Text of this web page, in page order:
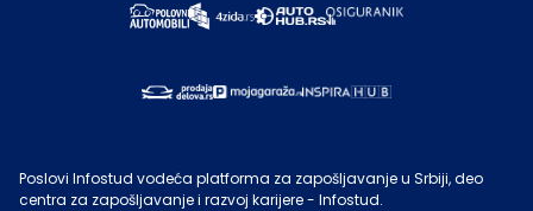
Poslovi Infostud vodeća platforma za zapošljavanje u Srbiji, deo
centra za zapošljavanje i razvoj karijere - Infostud.